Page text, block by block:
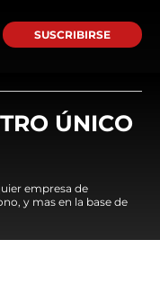
SUSCRIBIRSE
ÚNICO
empresa de
y mas en la base de